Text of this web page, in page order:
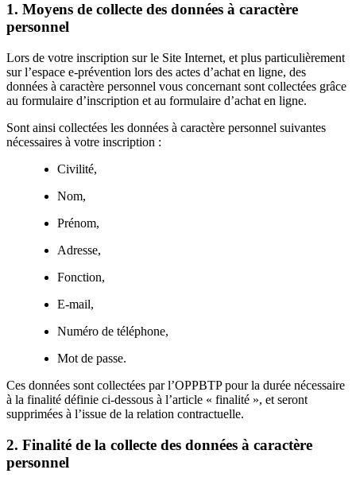
1. Moyens de collecte des données à caractère
personnel
Lors de votre inscription sur le Site Internet, et plus particulièrement
sur l’espace e-prévention lors des actes d’achat en ligne, des
données à caractère personnel vous concernant sont collectées grâce
au formulaire d’inscription et au formulaire d’achat en ligne.
Sont ainsi collectées les données à caractère personnel suivantes
nécessaires à votre inscription :
Civilité,
Nom,
Prénom,
Adresse,
Fonction,
E-mail,
Numéro de téléphone,
Mot de passe.
Ces données sont collectées par l’OPPBTP pour la durée nécessaire
à la finalité définie ci-dessous à l’article « finalité », et seront
supprimées à l’issue de la relation contractuelle.
2. Finalité de la collecte des données à caractère
personnel